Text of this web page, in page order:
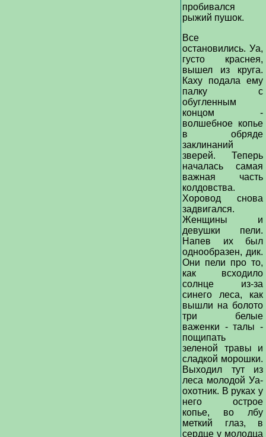
пробивался
рыжий пушок.
Все
остановились. Уа,
густо краснея,
вышел из круга.
Каху подала ему
палку с
обугленным
концом -
волшебное копье
в обряде
заклинаний
зверей. Теперь
началась самая
важная часть
колдовства.
Хоровод снова
задвигался.
Женщины и
девушки пели.
Напев их был
однообразен, дик.
Они пели про то,
как всходило
солнце из-за
синего леса, как
вышли на болото
три белые
важенки - талы -
пощипать
зеленой травы и
сладкой морошки.
Выходил тут из
леса молодой Уа-
охотник. В руках у
него острое
копье, во лбу
меткий глаз, в
сердце у молодца